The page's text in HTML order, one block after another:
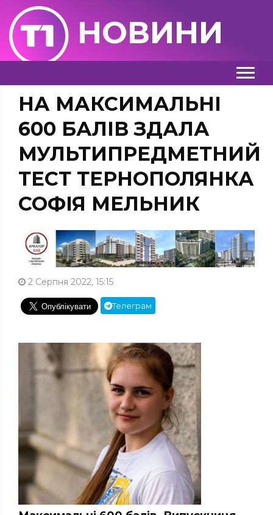
НОВИНИ
НА МАКСИМАЛЬНІ
600 БАЛІВ ЗДАЛА
МУЛЬТИПРЕДМЕТНИЙ
ТЕСТ ТЕРНОПОЛЯНКА
СОФІЯ МЕЛЬНИК
2 Серпня 2022, 15:15
Телеграм